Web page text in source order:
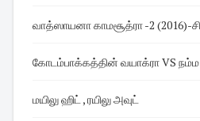
வாத்ஸாயனா காமசூத்ரா -2 (2016)-
மயிலு ஹிட் , ரயிலு அவுட்